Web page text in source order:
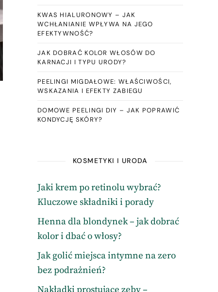
KWAS HIALURONOWY – JAK
WCHŁANIANIE WPŁYWA NA JEGO
EFEKTYWNOŚĆ?
JAK DOBRAĆ KOLOR WŁOSÓW DO
KARNACJI I TYPU URODY?
PEELINGI MIGDAŁOWE: WŁAŚCIWOŚCI,
WSKAZANIA I EFEKTY ZABIEGU
DOMOWE PEELINGI DIY – JAK POPRAWIĆ
KONDYCJĘ SKÓRY?
KOSMETYKI I URODA
Jaki krem po retinolu wybrać?
Kluczowe składniki i porady
Henna dla blondynek – jak dobrać
kolor i dbać o włosy?
Jak golić miejsca intymne na zero
bez podrażnień?